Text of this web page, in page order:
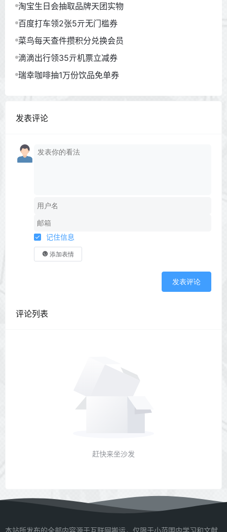
淘宝生日会抽取品牌天团实物
百度打车领2张5亓无门槛券
菜鸟每天查件攒积分兑换会员
滴滴出行领35亓机票立减券
瑞幸咖啡抽1万份饮品免单券
发表评论
记住信息
添加表情
发表评论
评论列表
赶快来坐沙发
本站所发布的全部内容源于互联网搬运，仅限于小范围内学习和文献